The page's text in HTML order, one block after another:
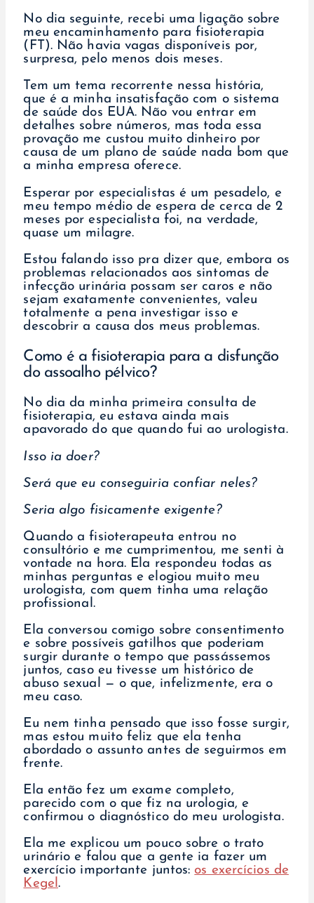
No dia seguinte, recebi uma ligação sobre
meu encaminhamento para fisioterapia
(FT). Não havia vagas disponíveis por,
surpresa, pelo menos dois meses.
Tem um tema recorrente nessa história,
que é a minha insatisfação com o sistema
de saúde dos EUA. Não vou entrar em
detalhes sobre números, mas toda essa
provação me custou muito dinheiro por
causa de um plano de saúde nada bom que
a minha empresa oferece.
Esperar por especialistas é um pesadelo, e
meu tempo médio de espera de cerca de 2
meses por especialista foi, na verdade,
quase um milagre.
Estou falando isso pra dizer que, embora os
problemas relacionados aos sintomas de
infecção urinária possam ser caros e não
sejam exatamente convenientes, valeu
totalmente a pena investigar isso e
descobrir a causa dos meus problemas.
Como é a fisioterapia para a disfunção
do assoalho pélvico?
No dia da minha primeira consulta de
fisioterapia, eu estava ainda mais
apavorado do que quando fui ao urologista.
Isso ia doer?
Será que eu conseguiria confiar neles?
Seria algo fisicamente exigente?
Quando a fisioterapeuta entrou no
consultório e me cumprimentou, me senti à
vontade na hora. Ela respondeu todas as
minhas perguntas e elogiou muito meu
urologista, com quem tinha uma relação
profissional.
Ela conversou comigo sobre consentimento
e sobre possíveis gatilhos que poderiam
surgir durante o tempo que passássemos
juntos, caso eu tivesse um histórico de
abuso sexual — o que, infelizmente, era o
meu caso.
Eu nem tinha pensado que isso fosse surgir,
mas estou muito feliz que ela tenha
abordado o assunto antes de seguirmos em
frente.
Ela então fez um exame completo,
parecido com o que fiz na urologia, e
confirmou o diagnóstico do meu urologista.
Ela me explicou um pouco sobre o trato
urinário e falou que a gente ia fazer um
exercício importante juntos: os exercícios de
Kegel.